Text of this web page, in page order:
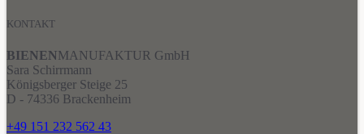
KONTAKT
BIENENMANUFAKTUR GmbH
Sara Schirrmann
Königsberger Steige 25
D - 74336 Brackenheim
+49 151 232 562 43